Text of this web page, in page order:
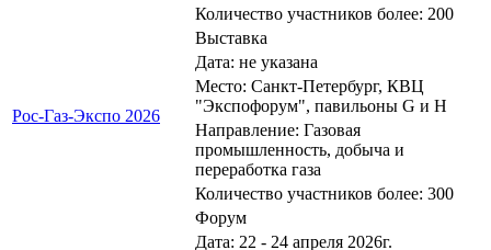
Количество участников более: 200
Рос-Газ-Экспо 2026
Выставка
Дата: не указана
Место: Санкт-Петербург, КВЦ
"Экспофорум", павильоны G и H
Направление: Газовая
промышленность, добыча и
переработка газа
Количество участников более: 300
Форум
Дата: 22 - 24 апреля 2026г.